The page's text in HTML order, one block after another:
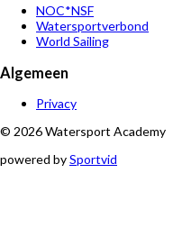
NOC*NSF
Watersportverbond
World Sailing
Algemeen
Privacy
© 2026 Watersport Academy
powered bySportvid